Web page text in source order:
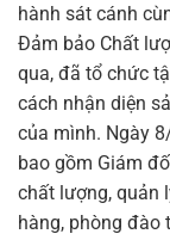
hành sát cánh
Đảm bảo Chất
qua, đã tổ chức
cách nhận diện
của mình. Ngày
bao gồm Giám
chất lượng, quản
hàng, phòng đào